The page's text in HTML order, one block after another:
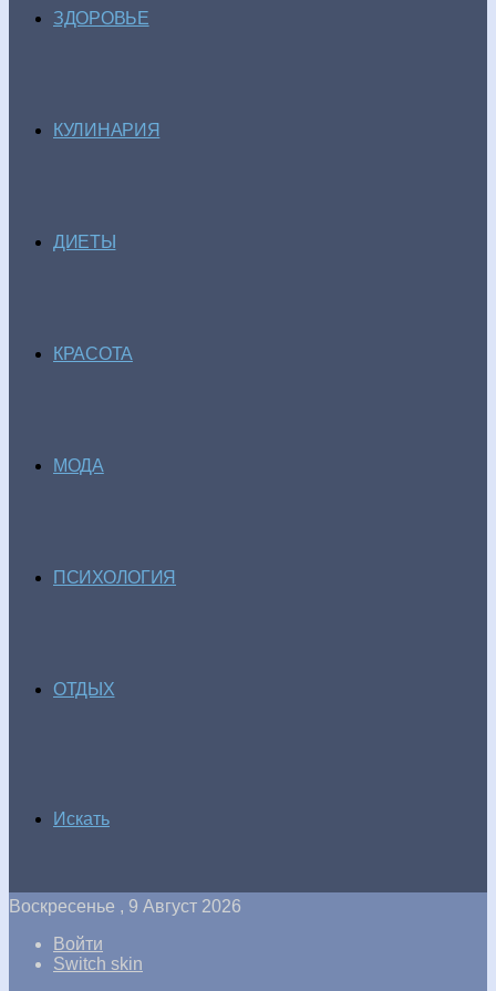
ЗДОРОВЬЕ
КУЛИНАРИЯ
ДИЕТЫ
КРАСОТА
МОДА
ПСИХОЛОГИЯ
ОТДЫХ
Искать
Воскресенье , 9 Август 2026
Войти
Switch skin